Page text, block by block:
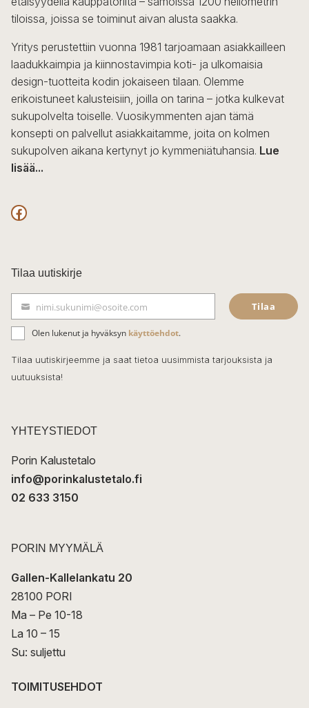
tiloissa, joissa se toiminut aivan alusta saakka.
Yritys perustettiin vuonna 1981 tarjoamaan asiakkailleen
laadukkaimpia ja kiinnostavimpia koti- ja ulkomaisia
design-tuotteita kodin jokaiseen tilaan. Olemme
erikoistuneet kalusteisiin, joilla on tarina – jotka kulkevat
sukupolvelta toiselle. Vuosikymmenten ajan tämä
konsepti on palvellut asiakkaitamme, joita on kolmen
sukupolven aikana kertynyt jo kymmeniätuhansia. Lue
lisää...
F
c
e
b
o
o
k
Tilaa uutiskirje
ä
h
k
t
nimi.sukunimi@osoite.com Tilaa
Olen lukenut ja hyväksyn käyttöehdot.
Tilaa uutiskirjeemme ja saat tietoa uusimmista tarjouksista ja
uutuuksista!
YHTEYSTIEDOT
Porin Kalustetalo
info@porinkalustetalo.fi
02 633 3150
PORIN MYYMÄLÄ
Gallen-Kallelankatu 20
28100 PORI
Ma – Pe 10-18
La 10 – 15
Su: suljettu
TOIMITUSEHDOT